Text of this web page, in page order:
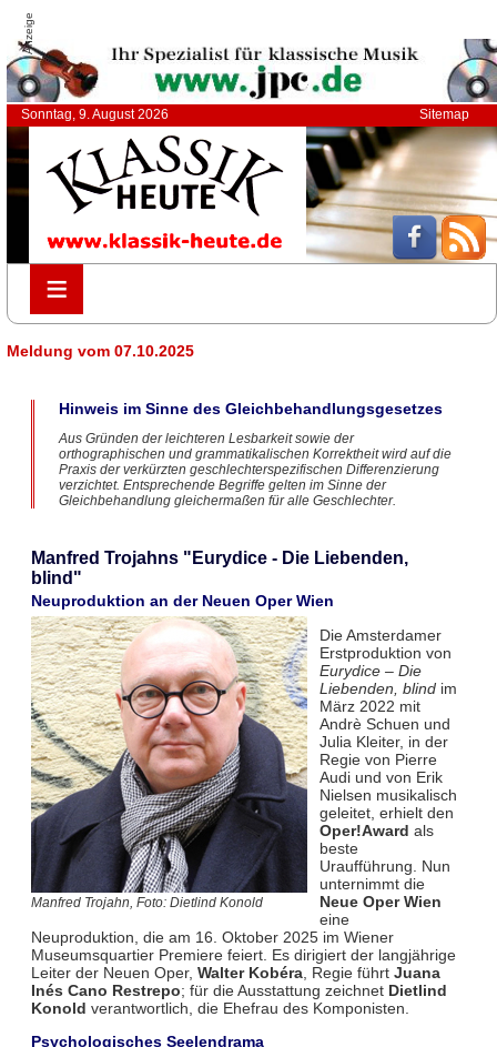
Anzeige
Sonntag, 9. August 2026 Sitemap
≡
≡
Meldung vom 07.10.2025
Hinweis im Sinne des Gleichbehandlungsgesetzes
Aus Gründen der leichteren Lesbarkeit sowie der
orthographischen und grammatikalischen Korrektheit wird auf die
Praxis der verkürzten geschlechterspezifischen Differenzierung
verzichtet. Entsprechende Begriffe gelten im Sinne der
Gleichbehandlung gleichermaßen für alle Geschlechter.
Manfred Trojahns "Eurydice - Die Liebenden,
blind"
Neuproduktion an der Neuen Oper Wien
Manfred Trojahn, Foto: Dietlind Konold
Die Amsterdamer
Erstproduktion von
Eurydice – Die
Liebenden, blindim
März 2022 mit
Andrè Schuen und
Julia Kleiter, in der
Regie von Pierre
Audi und von Erik
Nielsen musikalisch
geleitet, erhielt den
Oper!Award als
beste
Uraufführung. Nun
unternimmt die
Neue Oper Wien
eine
Neuproduktion, die am 16. Oktober 2025 im Wiener
Museumsquartier Premiere feiert. Es dirigiert der langjährige
Leiter der Neuen Oper, Walter Kobéra, Regie führt Juana
Inés Cano Restrepo; für die Ausstattung zeichnet Dietlind
Konold verantwortlich, die Ehefrau des Komponisten.
Psychologisches Seelendrama